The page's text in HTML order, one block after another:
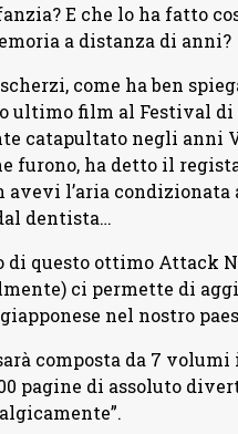
E che lo ha fatto
a distanza di anni?
come ha ben
ultimo film al Festival
catapultato negli anni
furono, ha detto il
avevi l’aria
dentista…
di questo ottimo Attack
ci permette di
nel nostro
composta da 7
pagine di assoluto